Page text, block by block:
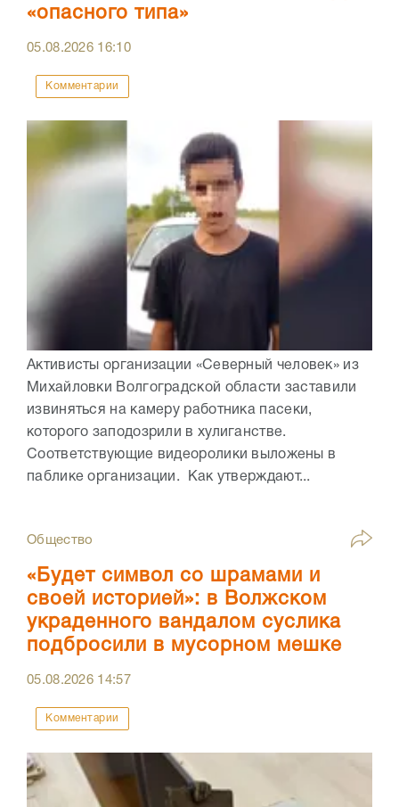
«опасного типа»
05.08.2026 16:10
Комментарии
Активисты организации «Северный человек» из
Михайловки Волгоградской области заставили
извиняться на камеру работника пасеки,
которого заподозрили в хулиганстве.
Соответствующие видеоролики выложены в
паблике организации. Как утверждают...
Общество
«Будет символ со шрамами и
своей историей»: в Волжском
украденного вандалом суслика
подбросили в мусорном мешке
05.08.2026 14:57
Комментарии